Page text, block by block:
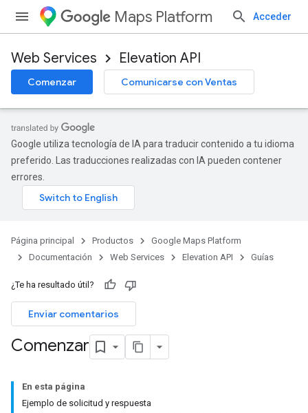
Maps Platform Acceder
Web Services Elevation API
Comenzar Comunicarse con Ventas
Google utiliza tecnología de IA para traducir contenido a tu idioma
preferido. Las traducciones realizadas con IA pueden contener
errores.
Página principal Productos
Google Maps Platform
Documentación
Web Services Elevation API Guías
¿Te ha resultado útil?
Enviar comentarios
Comenzar
En esta página
Ejemplo de solicitud y respuesta